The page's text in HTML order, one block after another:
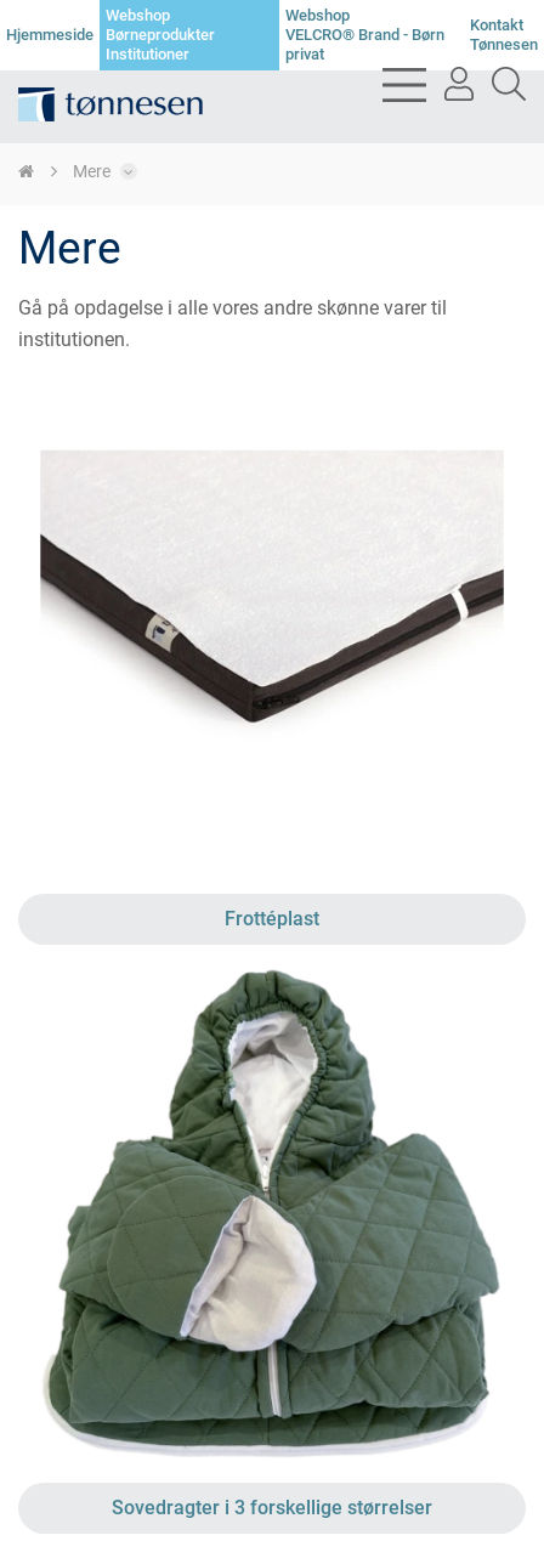
Hjemmeside
Webshop
Børneprodukter
Institutioner
Webshop
VELCRO® Brand - Børn
privat
Kontakt
Tønnesen
bars
light
user
Mere
Mere
Gå på opdagelse i alle vores andre skønne varer til
institutionen.
Frottéplast
Sovedragter i 3 forskellige størrelser